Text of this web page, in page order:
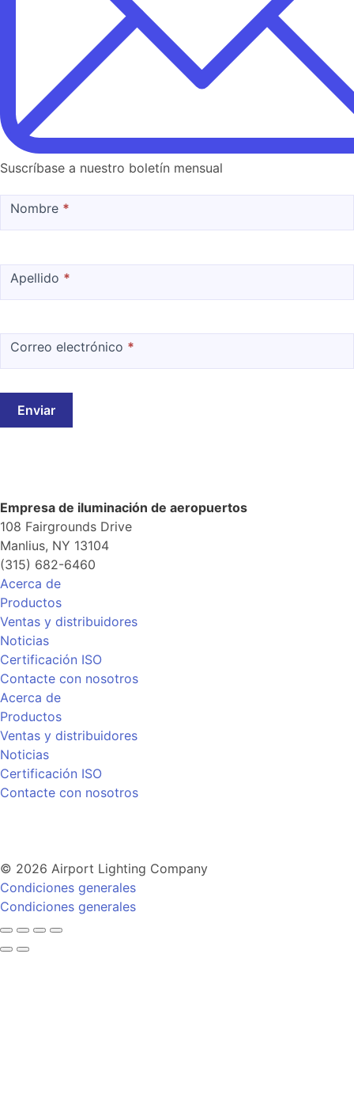
Suscríbase a nuestro boletín mensual
Nombre *
Apellido *
Correo electrónico *
Enviar
Empresa de iluminación de aeropuertos
108 Fairgrounds Drive
Manlius, NY 13104
(315) 682-6460
Acerca de
Productos
Ventas y distribuidores
Noticias
Certificación ISO
Contacte con nosotros
Acerca de
Productos
Ventas y distribuidores
Noticias
Certificación ISO
Contacte con nosotros
© 2026 Airport Lighting Company
Condiciones generales
Condiciones generales